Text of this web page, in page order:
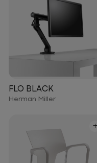
FLO BLACK
Herman Miller
+